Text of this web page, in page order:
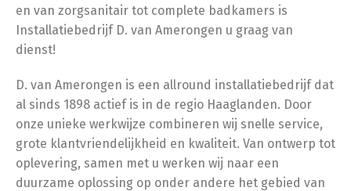
en van zorgsanitair tot complete badkamers is
Installatiebedrijf D. van Amerongen u graag van
dienst!
D. van Amerongen is een allround installatiebedrijf dat
al sinds 1898 actief is in de regio Haaglanden. Door
onze unieke werkwijze combineren wij snelle service,
grote klantvriendelijkheid en kwaliteit. Van ontwerp tot
oplevering, samen met u werken wij naar een
duurzame oplossing op onder andere het gebied van